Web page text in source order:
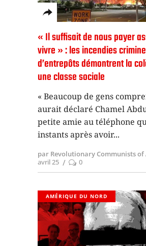
« Il suffisait de nous payer
vivre » : les incendies
d’entrepôts démontrent la
une classe sociale
« Beaucoup de gens
aurait déclaré Chamel
petite amie au téléphone
instants après avoir
par Revolutionary Communists of
avril 25
0
AMÉRIQUE DU NORD